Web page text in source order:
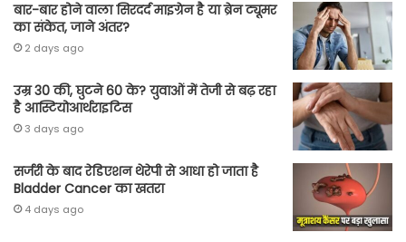
बार-बार होने वाला सिरदर्द माइग्रेन है या ब्रेन ट्यूमर
का संकेत, जाने अंतर?
2 days ago
उम्र 30 की, घुटने 60 के? युवाओं में तेजी से बढ़ रहा
है आस्टियोआर्थराइटिस
3 days ago
सर्जरी के बाद रेडिएशन थेरेपी से आधा हो जाता है
Bladder Cancer का खतरा
4 days ago